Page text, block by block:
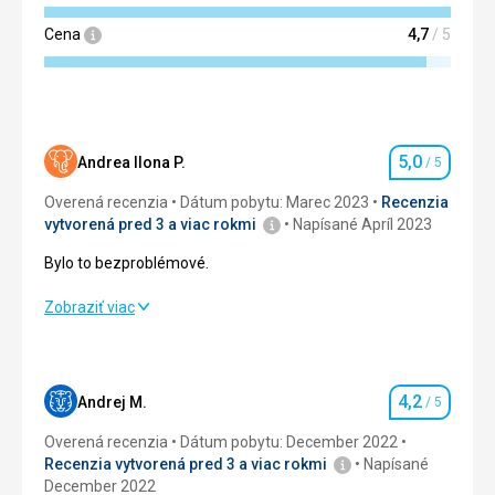
informacemi/rezervací vstupenek. Za zmínku stojí proces
check-inu v poslední den v případě pozdních odjezdů.
Google Translate
Cena 4,7 / 5
Andrea Ilona P. Hodnotenie
5,0 / 5
Overená recenzia Dátum pobytu: Marec 2023
Recenzia
vytvorená pred 3 a viac rokmi
Napísané Apríl 2023
Bylo to bezproblémové.
Bylo to bezproblémové.
Ubytovanie 5,0/ 5
Okolie
Služby
Zobraziť viac
Andrej M. Hodnotenie
4,2 / 5
Overená recenzia
Dátum pobytu: December 2022
Recenzia vytvorená pred 3 a viac rokmi
Napísané
December 2022